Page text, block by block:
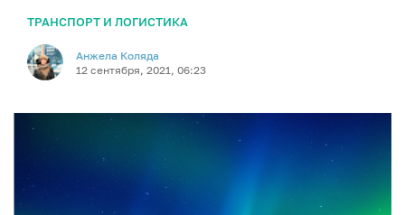
ТРАНСПОРТ И ЛОГИСТИКА
Анжела Коляда
12 сентября, 2021, 06:23